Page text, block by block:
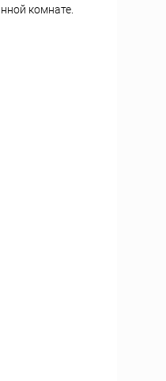
комнате.